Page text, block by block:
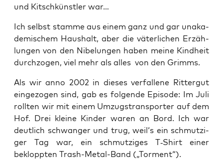
und Kitsch­künst­ler war…
Ich selbst stam­me aus einem ganz und gar unaka­
de­mi­schem Haus­halt, aber die väter­li­chen Erzäh­
lun­gen von den Nibe­lun­gen haben mei­ne Kind­heit
durch­zo­gen, viel mehr als alles von den Grimms.
Als wir anno 2002 in die­ses ver­fal­le­ne Rit­ter­gut
ein­ge­zo­gen sind, gab es fol­gen­de Epi­so­de: Im Juli
roll­ten wir mit einem Umzugs­trans­por­ter auf dem
Hof. Drei klei­ne Kin­der waren an Bord. Ich war
deut­lich schwan­ger und trug, weil‘s ein schmut­zi­
ger Tag war, ein schmut­zi­ges T‑Shirt einer
beklopp­ten Trash-Metal-Band („Tor­ment“).